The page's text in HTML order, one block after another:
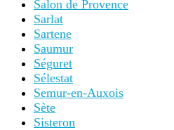
Salon de Provence
Sarlat
Sartene
Saumur
Séguret
Sélestat
Semur-en-Auxois
Sète
Sisteron